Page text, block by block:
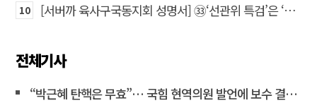
10 [서버까 육사구국동지회 성명서] ㉝‘선관위 특검’은 ‘부정선거 특검’으로 명명하고 박주현 변호사를 ‘특검’으로 임명하라!
전체기사
“박근혜 탄핵은 무효”… 국힘 현역의원 발언에 보수 결집 목소리 고조